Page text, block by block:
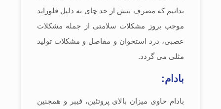
بدانیم که مصرف بیش از حد چای به دلیل فلوراید
موجب بروز مشکلات سلامتی از جمله مشکلات
عصبی، درد استخوان و مفاصل و مشکلات تولید
مثلی می گردد.
بادام:
بادام حاوی میزان بالای پروتئین، فیبر و همچنین